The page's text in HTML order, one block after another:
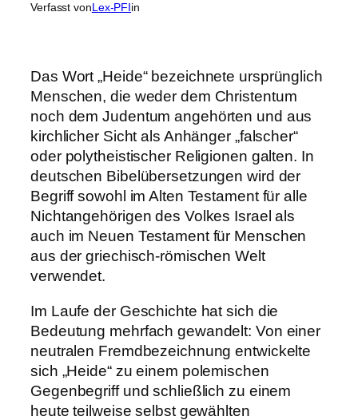
Verfasst vonLex-PFIin
Das Wort „Heide“ bezeichnete ursprünglich
Menschen, die weder dem Christentum
noch dem Judentum angehörten und aus
kirchlicher Sicht als Anhänger „falscher“
oder polytheistischer Religionen galten. In
deutschen Bibelübersetzungen wird der
Begriff sowohl im Alten Testament für alle
Nichtangehörigen des Volkes Israel als
auch im Neuen Testament für Menschen
aus der griechisch-römischen Welt
verwendet.
Im Laufe der Geschichte hat sich die
Bedeutung mehrfach gewandelt: Von einer
neutralen Fremdbezeichnung entwickelte
sich „Heide“ zu einem polemischen
Gegenbegriff und schließlich zu einem
heute teilweise selbst gewählten